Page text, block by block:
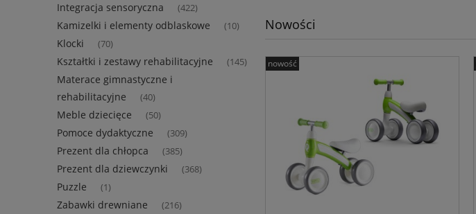
Integracja sensoryczna (422)
Kamizelki i elementy odblaskowe (10)
Klocki (70)
Kształtki i zestawy rehabilitacyjne (145)
Materace gimnastyczne i
rehabilitacyjne
(40)
Meble dziecięce (50)
Pomoce dydaktyczne (309)
Prezent dla chłopca (385)
Prezent dla dziewczynki (368)
Puzzle (1)
Zabawki drewniane (216)
Nowości
nowość